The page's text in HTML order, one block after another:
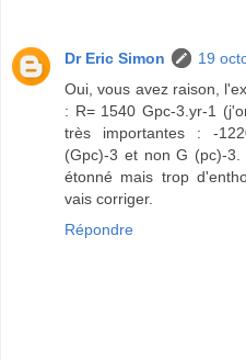
Dr Eric Simon
19
Oui, vous avez raison,
: R= 1540 Gpc-3.yr-1
très importantes : -
(Gpc)-3 et non G (pc)-3.
étonné mais trop
vais corriger.
Répondre